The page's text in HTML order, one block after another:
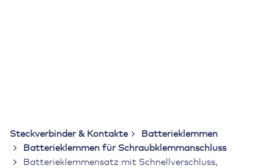
Steckverbinder & Kontakte
Batterieklemmen
Batterieklemmen für Schraubklemmanschluss
Batterieklemmensatz mit Schnellverschluss,